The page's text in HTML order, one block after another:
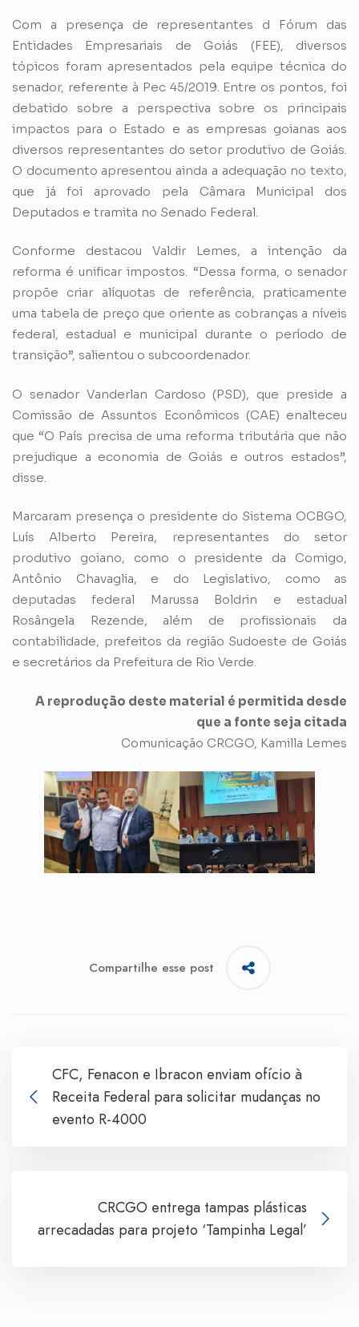
Com a presença de representantes d Fórum das
Entidades Empresariais de Goiás (FEE), diversos
tópicos foram apresentados pela equipe técnica do
senador, referente à Pec 45/2019. Entre os pontos, foi
debatido sobre a perspectiva sobre os principais
impactos para o Estado e as empresas goianas aos
diversos representantes do setor produtivo de Goiás.
O documento apresentou ainda a adequação no texto,
que já foi aprovado pela Câmara Municipal dos
Deputados e tramita no Senado Federal.
Conforme destacou Valdir Lemes, a intenção da
reforma é unificar impostos. “Dessa forma, o senador
propõe criar alíquotas de referência, praticamente
uma tabela de preço que oriente as cobranças a níveis
federal, estadual e municipal durante o período de
transição”, salientou o subcoordenador.
O senador Vanderlan Cardoso (PSD), que preside a
Comissão de Assuntos Econômicos (CAE) enalteceu
que “O País precisa de uma reforma tributária que não
prejudique a economia de Goiás e outros estados”,
disse.
Marcaram presença o presidente do Sistema OCBGO,
Luís Alberto Pereira, representantes do setor
produtivo goiano, como o presidente da Comigo,
Antônio Chavaglia, e do Legislativo, como as
deputadas federal Marussa Boldrin e estadual
Rosângela Rezende, além de profissionais da
contabilidade, prefeitos da região Sudoeste de Goiás
e secretários da Prefeitura de Rio Verde.
A reprodução deste material é permitida desde
que a fonte seja citada
Comunicação CRCGO, Kamilla Lemes
Compartilhe esse post
CFC, Fenacon e Ibracon enviam ofício à
Receita Federal para solicitar mudanças no
evento R-4000
CRCGO entrega tampas plásticas
arrecadadas para projeto ‘Tampinha Legal’